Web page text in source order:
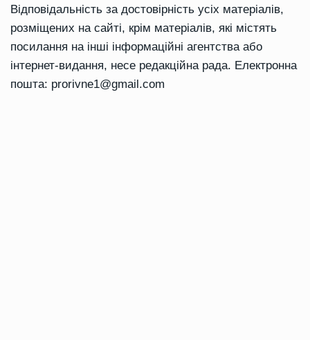
Відповідальність за достовірність усіх матеріалів,
розміщених на сайті, крім матеріалів, які містять
посилання на інші інформаційні агентства або
інтернет-видання, несе редакційна рада. Електронна
пошта: prorivne1@gmail.com